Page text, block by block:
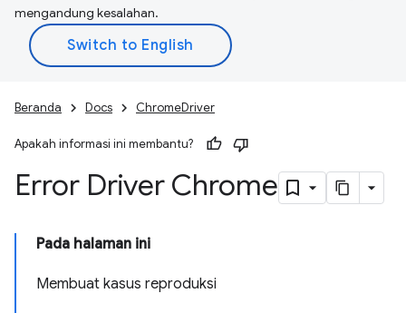
mengandung kesalahan.
Beranda Docs ChromeDriver
Apakah informasi ini membantu?
Error Driver Chrome
Pada halaman ini
Membuat kasus reproduksi